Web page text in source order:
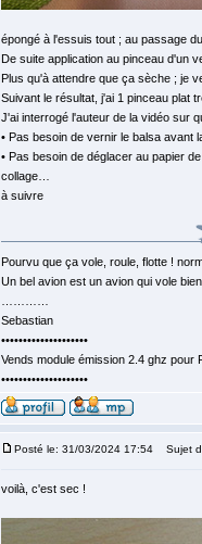
épongé à l'essuis tout ; au passage
De suite application au pinceau d'un
Plus qu'à attendre que ça sèche ; je
Suivant le résultat, j'ai 1 pinceau plat
J'ai interrogé l'auteur de la vidéo sur
• Pas besoin de vernir le balsa avant
• Pas besoin de déglacer au papier
collage…
à suivre
Pourvu que ça vole, roule, flotte !
Un bel avion est un avion qui vole
Sebastian
••••••••••••••••••••
Vends module émission 2.4 ghz
••••••••••••••••••••
Posté le: 31/03/2024 17:54 Sujet
voilà, c'est sec !